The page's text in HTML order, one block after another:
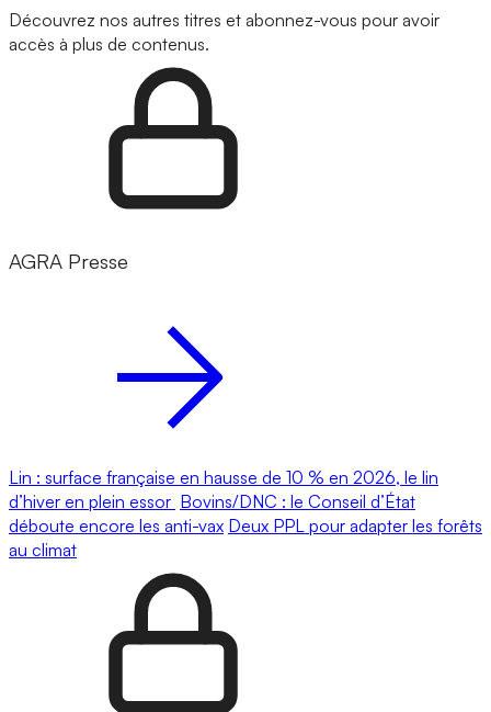
Découvrez nos autres titres et abonnez-vous pour avoir
accès à plus de contenus.
AGRA Presse
Lin : surface française en hausse de 10 % en 2026, le lin
d’hiver en plein essor Bovins/DNC : le Conseil d’État
déboute encore les anti-vax Deux PPL pour adapter les forêts
au climat